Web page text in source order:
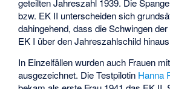
geteilten Jahreszahl 1939. Die
bzw. EK II unterscheiden sich
dahingehend, dass die Schwingen
EK I über den Jahreszahlschild
In Einzelfällen wurden auch Frauen
ausgezeichnet. Die Testpilotin Hanna